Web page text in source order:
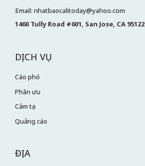
Email: nhatbaocalitoday@yahoo.com
1460 Tully Road #601, San Jose, CA 95122
DỊCH VỤ
Cáo phó
Phân ưu
Cảm tạ
Quảng cáo
ĐỊA